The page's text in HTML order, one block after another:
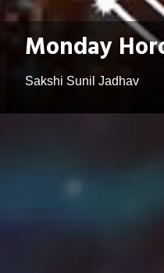
Monday
Sakshi Sunil Jadhav